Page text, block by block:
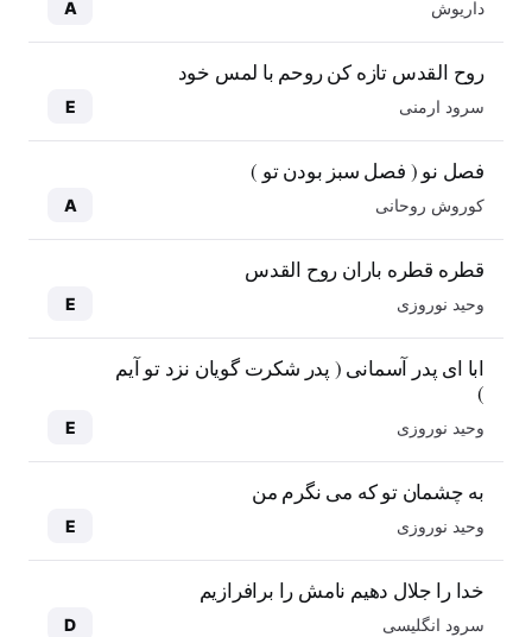
داریوش A
روح القدس تازه کن روحم با لمس خود
سرود ارمنی E
فصل نو ( فصل سبز بودن تو )
کوروش روحانی A
قطره قطره باران روح القدس
وحید نوروزی E
ابا ای پدر آسمانی ( پدر شکرت گویان نزد تو آیم
)
وحید نوروزی E
به چشمان تو که می نگرم من
وحید نوروزی E
خدا را جلال دهیم نامش را برافرازیم
سرود انگلیسی D